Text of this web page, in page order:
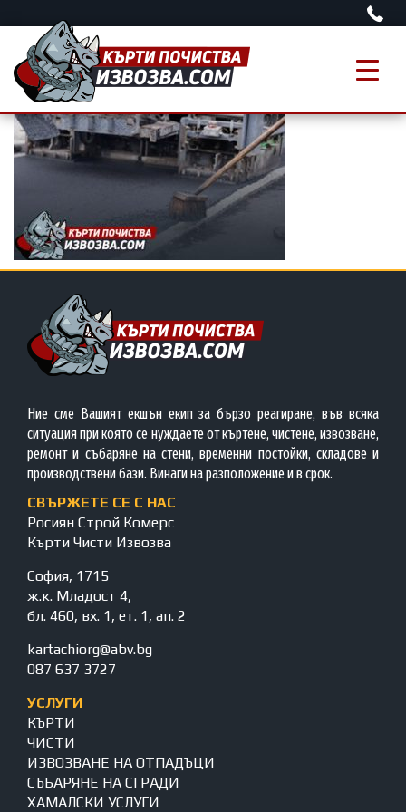
Ние сме Вашият екшън екип за бързо реагиране, във всяка
ситуация при която се нуждаете от къртене, чистене, извозване,
ремонт и събаряне на стени, временни постойки, складове и
производствени бази. Винаги на разположение и в срок.
СВЪРЖЕТЕ СЕ С НАС
Росиян Строй Комерс
Кърти Чисти Извозва
София, 1715
ж.к. Младост 4,
бл. 460, вх. 1, ет. 1, ап. 2
kartachiorg@abv.bg
087 637 3727
УСЛУГИ
КЪРТИ
ЧИСТИ
ИЗВОЗВАНЕ НА ОТПАДЪЦИ
СЪБАРЯНЕ НА СГРАДИ
ХАМАЛСКИ УСЛУГИ